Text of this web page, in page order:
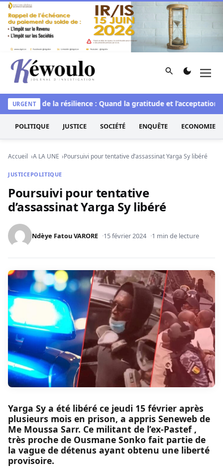
Aller au contenu
Kéwoulo, le premier site d'information et d'investigation
Rechercher
URGENT
L’art de la résilience : Quand la gratitude et l’acceptation
POLITIQUE JUSTICE SOCIÉTÉ ENQUÊTE ECONOMIE
Accueil A LA UNE Poursuivi pour tentative d’assassinat Yarga Sy libéré
JUSTICEPOLITIQUE
Poursuivi pour tentative
d’assassinat Yarga Sy libéré
Ndèye Fatou VARORE 15 février 2024 1 min de lecture
Yarga Sy a été libéré ce jeudi 15 février après
plusieurs mois en prison, a appris Seneweb de
Me Moussa Sarr. Ce militant de l’ex-Pastef ,
très proche de Ousmane Sonko fait partie de
la vague de détenus ayant obtenu une liberté
provisoire.